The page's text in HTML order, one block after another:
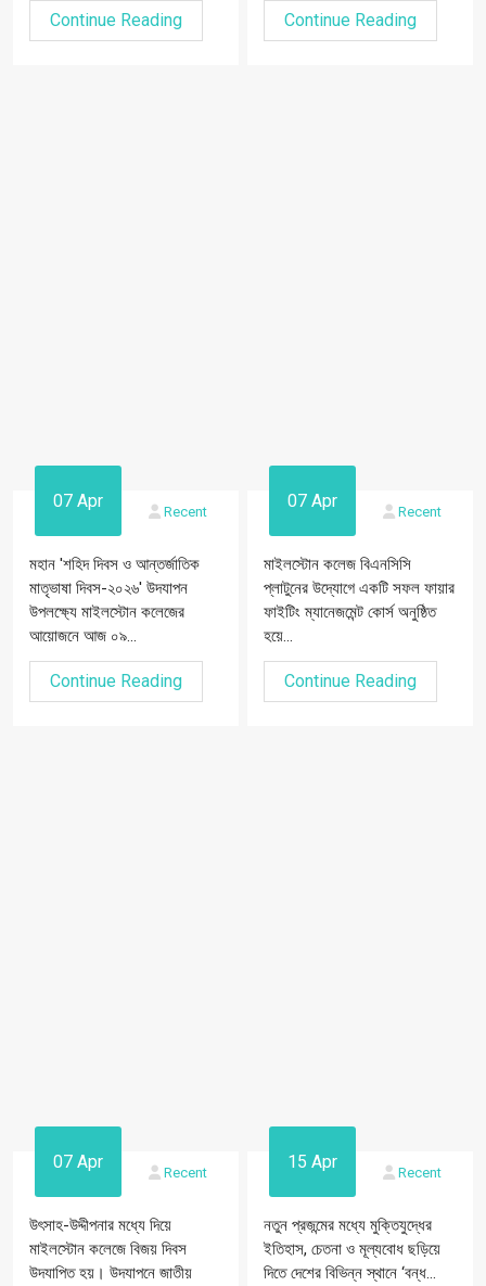
Continue Reading Continue Reading
07 Apr
Recent
মহান 'শহিদ দিবস ও আন্তর্জাতিক
মাতৃভাষা দিবস-২০২৬' উদযাপন
উপলক্ষ্যে মাইলস্টোন কলেজের
আয়োজনে আজ ০৯...
Continue Reading
07 Apr
Recent
মাইলস্টোন কলেজ বিএনসিসি
প্লাটুনের উদ্যোগে একটি সফল ফায়ার
ফাইটিং ম্যানেজমেন্ট কোর্স অনুষ্ঠিত
হয়ে...
Continue Reading
07 Apr
Recent
উৎসাহ-উদ্দীপনার মধ্যে দিয়ে
মাইলস্টোন কলেজে বিজয় দিবস
উদযাপিত হয়। উদযাপনে জাতীয়
15 Apr
Recent
নতুন প্রজন্মের মধ্যে মুক্তিযুদ্ধের
ইতিহাস, চেতনা ও মূল্যবোধ ছড়িয়ে
দিতে দেশের বিভিন্ন স্থানে ‘বন্ধ...